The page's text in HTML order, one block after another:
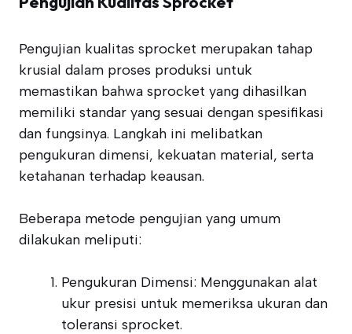
Pengujian kualitas sprocket merupakan tahap
krusial dalam proses produksi untuk
memastikan bahwa sprocket yang dihasilkan
memiliki standar yang sesuai dengan spesifikasi
dan fungsinya. Langkah ini melibatkan
pengukuran dimensi, kekuatan material, serta
ketahanan terhadap keausan.
Beberapa metode pengujian yang umum
dilakukan meliputi:
Pengukuran Dimensi: Menggunakan alat
ukur presisi untuk memeriksa ukuran dan
toleransi sprocket.